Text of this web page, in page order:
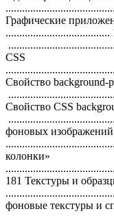
Графические
......................................
CSS
Свойство background-
Свойство CSS
фоновых изображений
колонки»
181 Текстуры и
фоновые текстуры и